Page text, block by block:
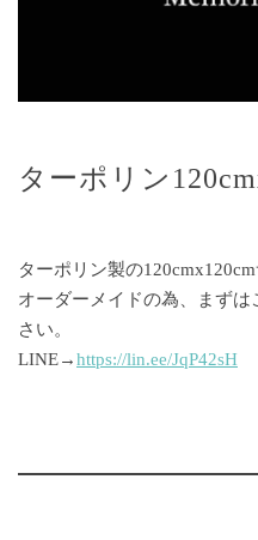
ターポリン
ターポリン製の120cmx120cm
オーダーメイドの為、まず
さい。
LINE→https://lin.ee/JqP42sH